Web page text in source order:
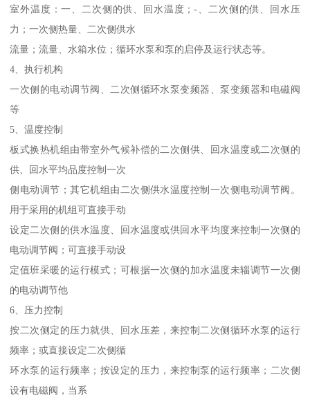
室外温度：一、二次侧的供、回水温度；-、二次侧的供、回水压
力；一次侧热量、二次侧供水
流量；流量、水箱水位；循环水泵和泵的启停及运行状态等。
4、执行机构
一次侧的电动调节阀、二次侧循环水泵变频器、泵变频器和电磁阀
等
5、温度控制
板式换热机组由带室外气候补偿的二次侧供、回水温度或二次侧的
供、回水平均品度控制一次
侧电动调节；其它机组由二次侧供水温度控制一次侧电动调节阀。
用于采用的机组可直接手动
设定二次侧的供水温度、回水温度或供回水平均度来控制一次侧的
电动调节阀；可直接手动设
定值班采暖的运行模式；可根据一次侧的加水温度未辎调节一次侧
的电动调节他
6、压力控制
按二次侧定的压力就供、回水压差，来控制二次侧循环水泵的运行
频率；或直接设定二次侧循
环水泵的运行频率；按设定的压力，来控制泵的运行频率；二次侧
设有电磁阀，当系